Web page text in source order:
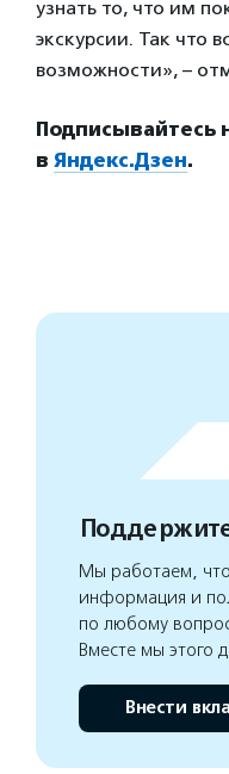
узнать то, что им
экскурсии. Так что
возможности», –
Подписывайтесь
в Яндекс.Дзен.
Мы работаем,
информация и
по любому
Вместе мы этого
Внести